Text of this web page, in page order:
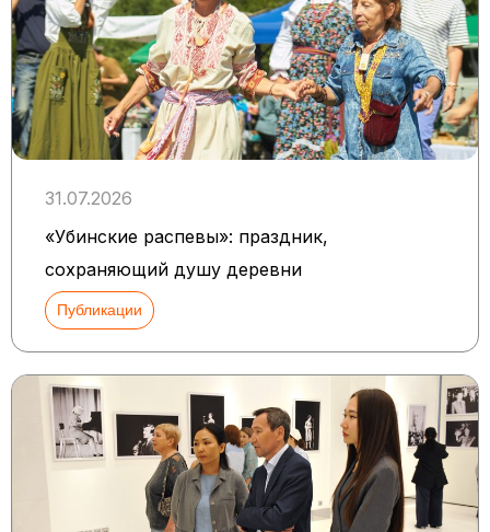
31.07.2026
«Убинские распевы»: праздник,
сохраняющий душу деревни
Публикации